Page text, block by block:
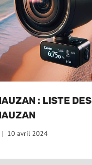
: LISTE DES
10 avril 2024